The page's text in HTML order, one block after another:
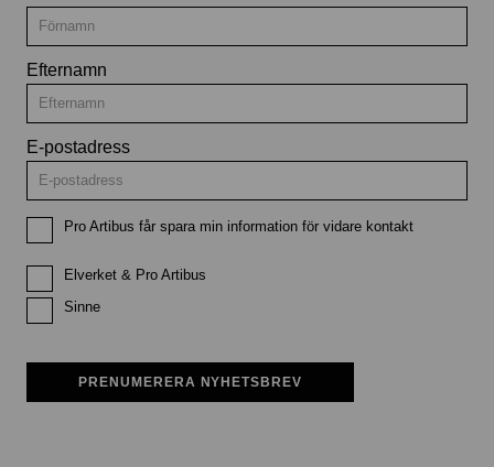
Efternamn
E-postadress
Pro Artibus får spara min information för vidare kontakt
Elverket & Pro Artibus
Sinne
PRENUMERERA NYHETSBREV